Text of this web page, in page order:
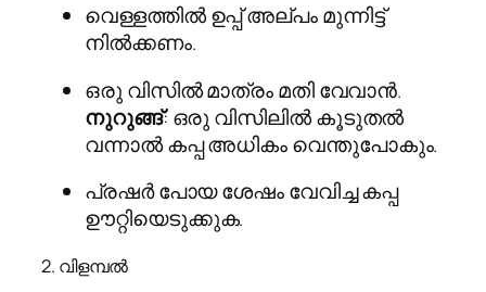
വെള്ളത്തിൽ ഉപ്പ് അല്പം മുന്നിട്ട്
നിൽക്കണം.
ഒരു വിസിൽ മാത്രം മതി വേവാൻ.
നുറുങ്ങ്: ഒരു വിസിലിൽ കൂടുതൽ
വന്നാൽ കപ്പ അധികം വെന്തുപോകും.
പ്രഷർ പോയ ശേഷം വേവിച്ച കപ്പ
ഊറ്റിയെടുക്കുക.
2. വിളമ്പൽ